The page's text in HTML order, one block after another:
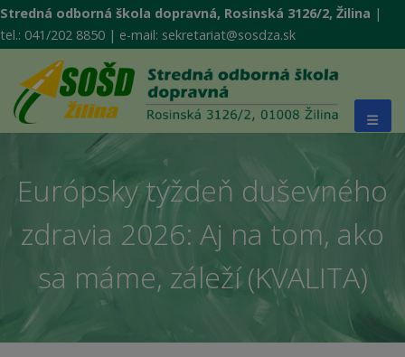
Stredná odborná škola dopravná, Rosinská 3126/2, Žilina |
tel.: 041/202 8850 | e-mail: sekretariat@sosdza.sk
Európsky týždeň duševného
zdravia 2026: Aj na tom, ako
sa máme, záleží (KVALITA)